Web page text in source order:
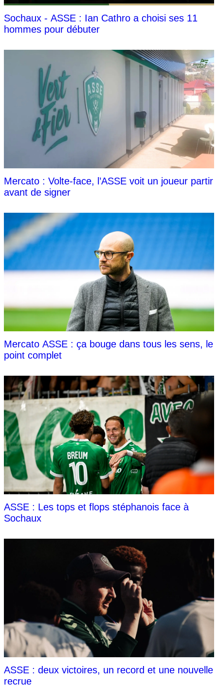
Sochaux - ASSE : Ian Cathro a choisi ses 11
hommes pour débuter
Mercato : Volte-face, l’ASSE voit un joueur partir
avant de signer
Mercato ASSE : ça bouge dans tous les sens, le
point complet
ASSE : Les tops et flops stéphanois face à
Sochaux
ASSE : deux victoires, un record et une nouvelle
recrue